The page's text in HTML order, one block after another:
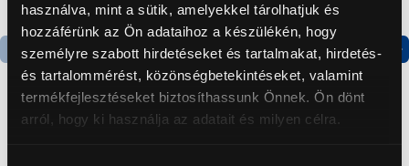
használva, mint a sütik, amelyekkel tárolhatjuk és
hozzáférünk az Ön adataihoz a készülékén, hogy
személyre szabott hirdetéseket és tartalmakat, hirdetés-
és tartalommérést, közönségbetekintéseket, valamint
termékfejlesztéseket biztosíthassunk Önnek. Ön dönt
arról, hogy ki használja az adatait és milyen célra.
Termék adatlap Termék adatlap